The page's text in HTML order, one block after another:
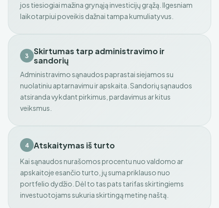
jos tiesiogiai mažina grynąją investicijų grąžą. Ilgesniam
laikotarpiui poveikis dažnai tampa kumuliatyvus.
3
Skirtumas tarp administravimo ir
sandorių
Administravimo sąnaudos paprastai siejamos su
nuolatiniu aptarnavimu ir apskaita. Sandorių sąnaudos
atsiranda vykdant pirkimus, pardavimus ar kitus
veiksmus.
4 Atskaitymas iš turto
Kai sąnaudos nurašomos procentu nuo valdomo ar
apskaitoje esančio turto, jų suma priklauso nuo
portfelio dydžio. Dėl to tas pats tarifas skirtingiems
investuotojams sukuria skirtingą metinę naštą.